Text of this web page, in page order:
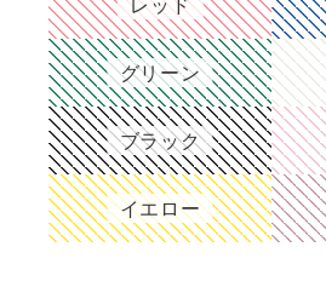
グリーン
ブラック
イエロー